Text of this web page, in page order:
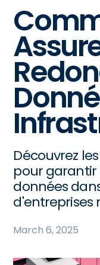
Découvrez
pour
données
d'entreprises
March 6, 2025